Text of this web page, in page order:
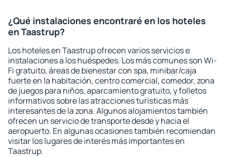
¿Qué instalaciones encontraré en los hoteles
en Taastrup?
Los hoteles en Taastrup ofrecen varios servicios e
instalaciones a los huéspedes. Los más comunes son Wi-
Fi gratuito, áreas de bienestar con spa, minibar/caja
fuerte en la habitación, centro comercial, comedor, zona
de juegos para niños, aparcamiento gratuito, y folletos
informativos sobre las atracciones turísticas más
interesantes de la zona. Algunos alojamientos también
ofrecen un servicio de transporte desde y hacia el
aeropuerto. En algunas ocasiones también recomiendan
visitar los lugares de interés más importantes en
Taastrup.